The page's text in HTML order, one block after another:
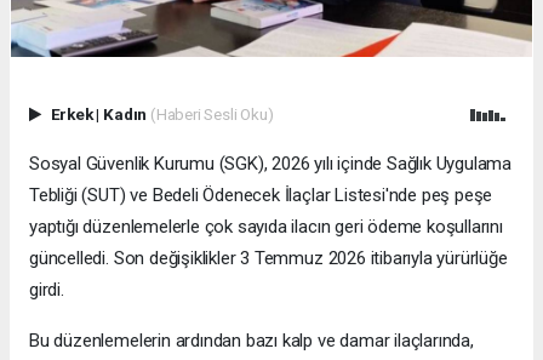
Erkek| Kadın (Haberi Sesli Oku)
Sosyal Güvenlik Kurumu (SGK), 2026 yılı içinde Sağlık Uygulama
Tebliği (SUT) ve Bedeli Ödenecek İlaçlar Listesi'nde peş peşe
yaptığı düzenlemelerle çok sayıda ilacın geri ödeme koşullarını
güncelledi. Son değişiklikler 3 Temmuz 2026 itibarıyla yürürlüğe
girdi.
Bu düzenlemelerin ardından bazı kalp ve damar ilaçlarında,